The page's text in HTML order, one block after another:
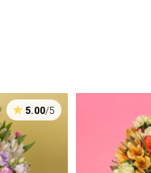
5.00/5